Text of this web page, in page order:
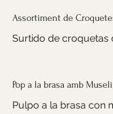
Assortiment de
Surtido de croquetas
Pop a la brasa amb
Pulpo a la brasa con